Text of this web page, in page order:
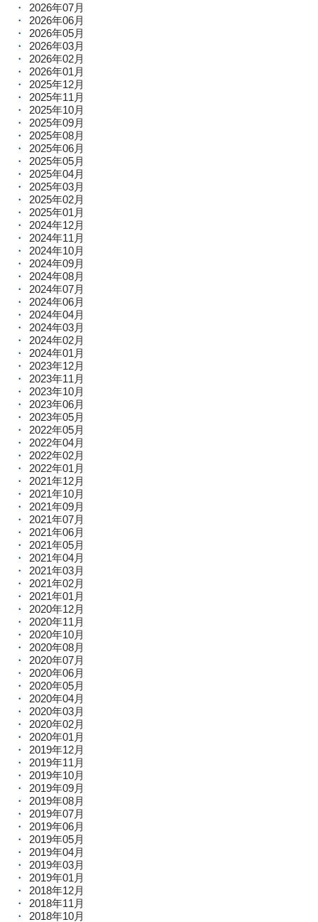
2026年07月
2026年06月
2026年05月
2026年03月
2026年02月
2026年01月
2025年12月
2025年11月
2025年10月
2025年09月
2025年08月
2025年06月
2025年05月
2025年04月
2025年03月
2025年02月
2025年01月
2024年12月
2024年11月
2024年10月
2024年09月
2024年08月
2024年07月
2024年06月
2024年04月
2024年03月
2024年02月
2024年01月
2023年12月
2023年11月
2023年10月
2023年06月
2023年05月
2022年05月
2022年04月
2022年02月
2022年01月
2021年12月
2021年10月
2021年09月
2021年07月
2021年06月
2021年05月
2021年04月
2021年03月
2021年02月
2021年01月
2020年12月
2020年11月
2020年10月
2020年08月
2020年07月
2020年06月
2020年05月
2020年04月
2020年03月
2020年02月
2020年01月
2019年12月
2019年11月
2019年10月
2019年09月
2019年08月
2019年07月
2019年06月
2019年05月
2019年04月
2019年03月
2019年01月
2018年12月
2018年11月
2018年10月